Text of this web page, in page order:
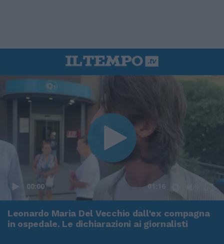
00:00 01:16
Leonardo Maria Del Vecchio dall'ex compagna
in ospedale. Le dichiarazioni ai giornalisti